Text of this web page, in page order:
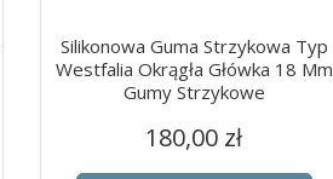
Szybki podgląd
Silikonowa Guma Strzykowa Typ
Westfalia Okrągła Główka 18 Mm
Gumy Strzykowe
Cena
180,00 zł